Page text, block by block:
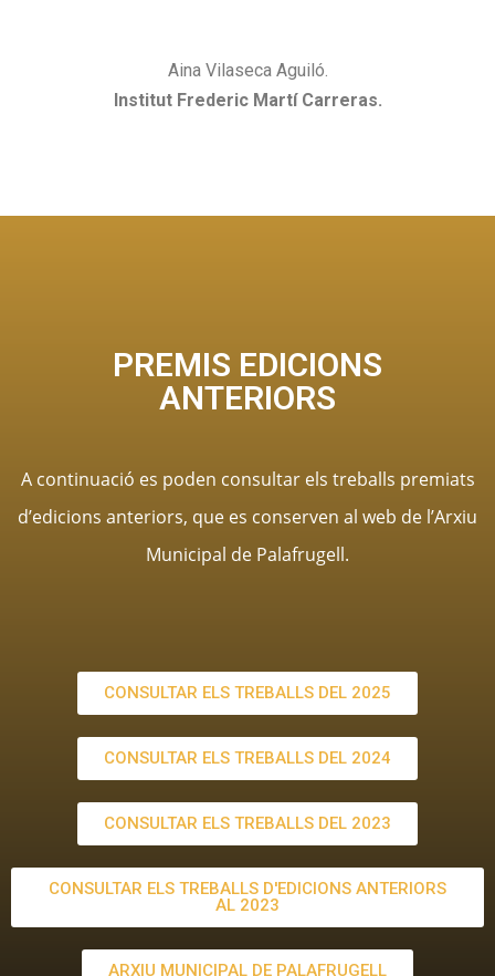
Aina Vilaseca Aguiló.
Institut Frederic Martí Carreras.
PREMIS EDICIONS
ANTERIORS
A continuació es poden consultar els treballs premiats
d’edicions anteriors, que es conserven al web de l’Arxiu
Municipal de Palafrugell.
CONSULTAR ELS TREBALLS DEL 2025
CONSULTAR ELS TREBALLS DEL 2024
CONSULTAR ELS TREBALLS DEL 2023
CONSULTAR ELS TREBALLS D'EDICIONS ANTERIORS
AL 2023
ARXIU MUNICIPAL DE PALAFRUGELL